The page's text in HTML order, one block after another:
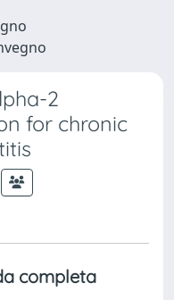
2
for chronic
completa